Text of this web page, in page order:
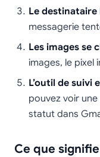
Le destinataire
messagerie
Les images se
images, le pixel
L’outil de suivi
pouvez voir
statut dans
Ce que